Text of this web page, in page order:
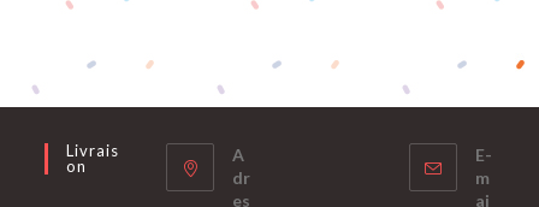
Livrais
On
A
dr
es
E-
m
ai